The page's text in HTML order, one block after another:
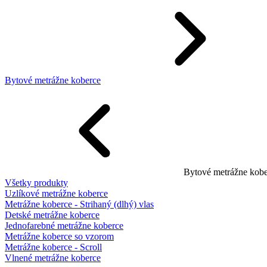
Bytové metrážne koberce
Bytové metrážne
Všetky produkty
Uzlíkové metrážne koberce
Metrážne koberce - Strihaný (dlhý) vlas
Detské metrážne koberce
Jednofarebné metrážne koberce
Metrážne koberce so vzorom
Metrážne koberce - Scroll
Vlnené metrážne koberce